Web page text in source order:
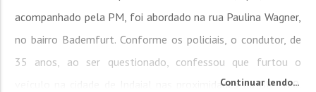
acompanhado pela PM, foi abordado na rua Paulina Wagner,
no bairro Bademfurt. Conforme os policiais, o condutor, de
35 anos, ao ser questionado, confessou que furtou o
veículo na cidade de Indaial nas proximidades da BR- 470.
Continuar lendo...